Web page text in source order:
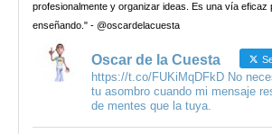
profesionalmente y organizar ideas. Es una vía eficaz
enseñando." - @oscardelacuesta
Oscar de la Cuesta
https://t.co/FUKiMqDFkD No
tu asombro cuando mi mensaje
de mentes que la tuya.